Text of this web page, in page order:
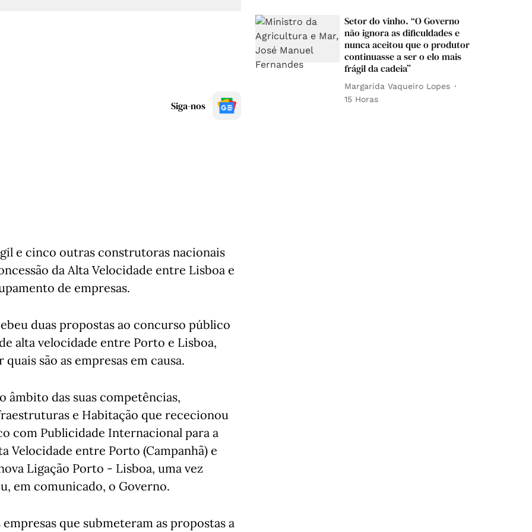
Siga-nos
e cinco outras construtoras nacionais
da Alta Velocidade entre Lisboa e
de empresas.
duas propostas ao concurso público
alta velocidade entre Porto e Lisboa,
são as empresas em causa.
âmbito das suas competências,
e Habitação que rececionou
com Publicidade Internacional para a
Velocidade entre Porto (Campanhã) e
Ligação Porto - Lisboa, uma vez
em comunicado, o Governo.
que submeteram as propostas a
Setor do vinho. “O Governo
não ignora as dificuldades e
nunca aceitou que o produtor
continuasse a ser o elo mais
frágil da cadeia”
Margarida Vaqueiro Lopes
15 Horas